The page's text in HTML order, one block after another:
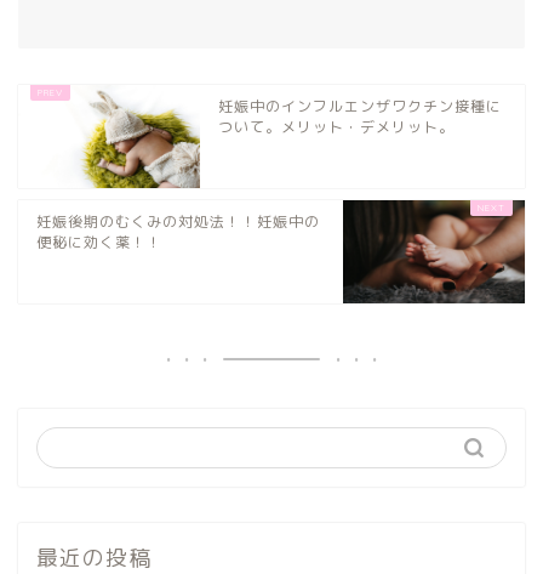
妊娠中のインフルエンザワクチン接種に
ついて。メリット・デメリット。
妊娠後期のむくみの対処法！！妊娠中の
便秘に効く薬！！
最近の投稿